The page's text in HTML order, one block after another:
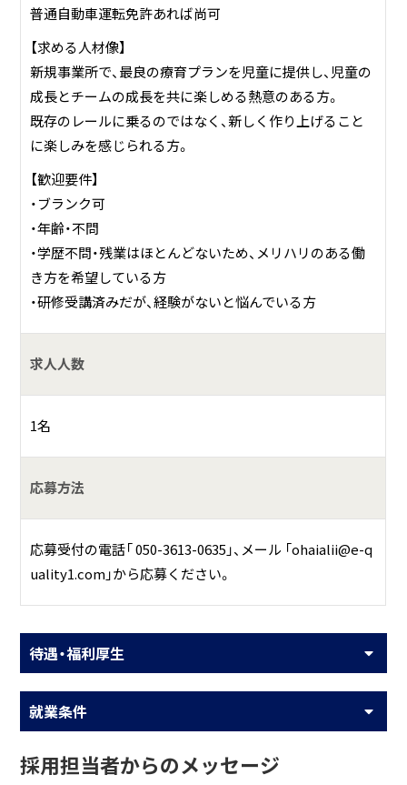
普通自動車運転免許あれば尚可
【求める人材像】
新規事業所で、最良の療育プランを児童に提供し、児童の
成長とチームの成長を共に楽しめる熱意のある方。
既存のレールに乗るのではなく、新しく作り上げること
に楽しみを感じられる方。
【歓迎要件】
・ブランク可
・年齢・不問
・学歴不問・残業はほとんどないため、メリハリのある働
き方を希望している方
・研修受講済みだが、経験がないと悩んでいる方
求人人数
1名
応募方法
応募受付の電話「 050-3613-0635」、メール 「ohaialii@e-q
uality1.com」から応募ください。
待遇・福利厚生
就業条件
採用担当者からのメッセージ